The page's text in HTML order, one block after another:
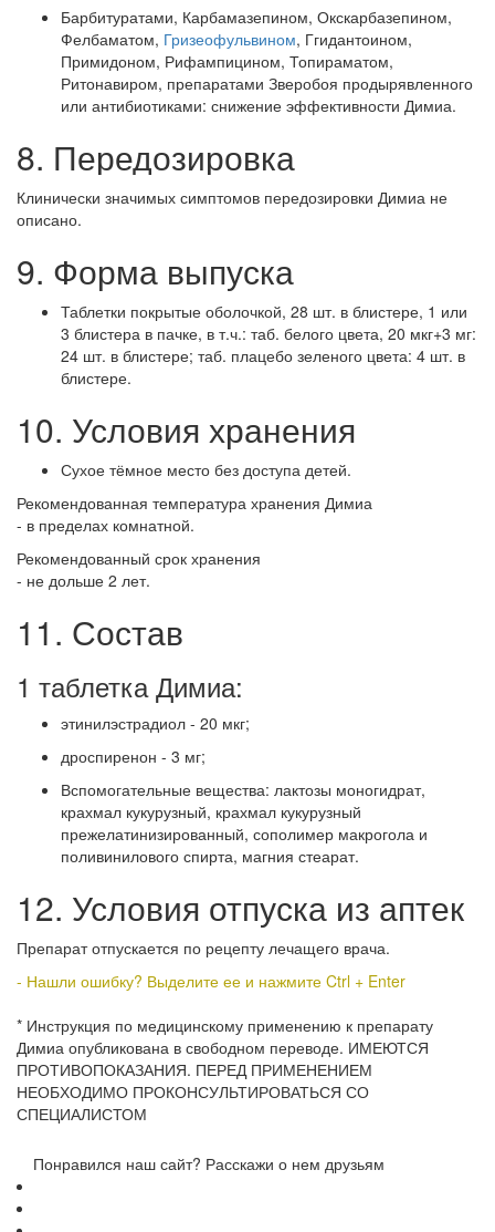
Барбитуратами, Карбамазепином, Окскарбазепином,
Фелбаматом, Гризеофульвином, Ггидантоином,
Примидоном, Рифампицином, Топираматом,
Ритонавиром, препаратами Зверобоя продырявленного
или антибиотиками: снижение эффективности Димиа.
8. Передозировка
Клинически значимых симптомов передозировки Димиа не
описано.
9. Форма выпуска
Таблетки покрытые оболочкой, 28 шт. в блистере, 1 или
3 блистера в пачке, в т.ч.: таб. белого цвета, 20 мкг+3 мг:
24 шт. в блистере; таб. плацебо зеленого цвета: 4 шт. в
блистере.
10. Условия хранения
Сухое тёмное место без доступа детей.
Рекомендованная температура хранения Димиа
- в пределах комнатной.
Рекомендованный срок хранения
- не дольше 2 лет.
11. Состав
1 таблетка Димиа:
этинилэстрадиол - 20 мкг;
дроспиренон - 3 мг;
Вспомогательные вещества: лактозы моногидрат,
крахмал кукурузный, крахмал кукурузный
прежелатинизированный, сополимер макрогола и
поливинилового спирта, магния стеарат.
12. Условия отпуска из аптек
Препарат отпускается по рецепту лечащего врача.
- Нашли ошибку? Выделите ее и нажмите Ctrl + Enter
* Инструкция по медицинскому применению к препарату
Димиа опубликована в свободном переводе. ИМЕЮТСЯ
ПРОТИВОПОКАЗАНИЯ. ПЕРЕД ПРИМЕНЕНИЕМ
НЕОБХОДИМО ПРОКОНСУЛЬТИРОВАТЬСЯ СО
СПЕЦИАЛИСТОМ
Понравился наш сайт? Расскажи о нем друзьям